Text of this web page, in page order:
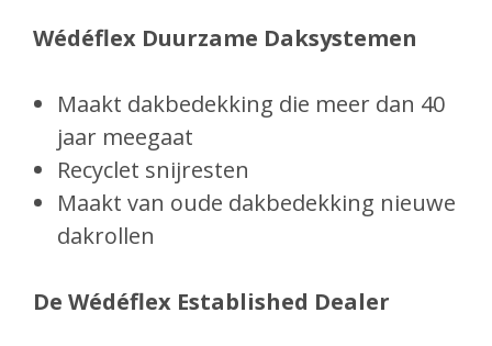
Wédéflex Duurzame Daksystemen
Maakt dakbedekking die meer dan 40
jaar meegaat
Recyclet snijresten
Maakt van oude dakbedekking nieuwe
dakrollen
De Wédéflex Established Dealer